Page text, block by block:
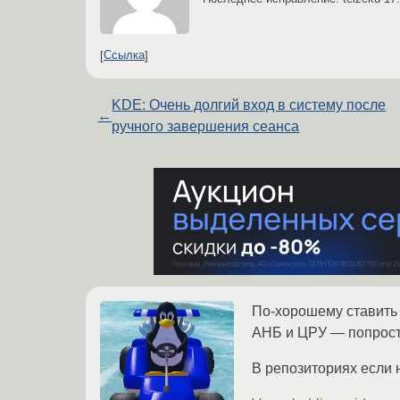
Ссылка
←
KDE: Очень долгий вход в систему после
ручного завершения сеанса
По-хорошему
АНБ и ЦРУ —
В репозиториях если